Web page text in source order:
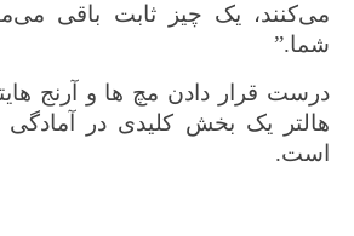
می‌کنند، یک چیز ثابت باقی
شما.”
درست قرار دادن مچ ها و آرنج
هالتر یک بخش کلیدی در آمادگی
است.